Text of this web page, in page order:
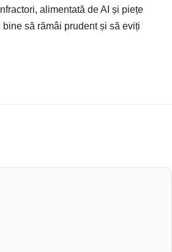
alimentată de AI și piețe
să rămâi prudent și să eviți